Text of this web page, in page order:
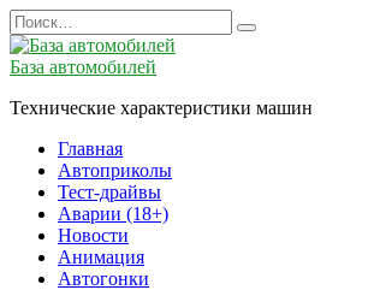
Перейти
к
содержанию
Search
for:
База автомобилей
Технические характеристики машин
Главная
Автоприколы
Тест-драйвы
Аварии (18+)
Новости
Анимация
Автогонки